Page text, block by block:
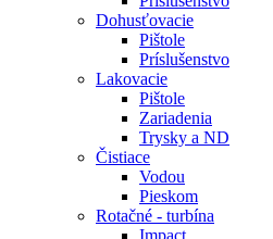
Dohusťovacie
Pištole
Príslušenstvo
Lakovacie
Pištole
Zariadenia
Trysky a ND
Čistiace
Vodou
Pieskom
Rotačné - turbína
Impact